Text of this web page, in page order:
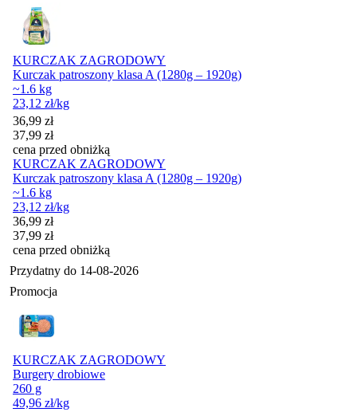
KURCZAK ZAGRODOWY
Kurczak patroszony klasa A (1280g – 1920g)
~1.6 kg
23,12 zł/kg
Cena promocyjna
36,99 zł
37,99 zł
cena przed obniżką
KURCZAK ZAGRODOWY
Kurczak patroszony klasa A (1280g – 1920g)
~1.6 kg
23,12 zł/kg
Cena promocyjna
36,99 zł
37,99 zł
cena przed obniżką
Przydatny do 14-08-2026
Promocja
KURCZAK ZAGRODOWY
Burgery drobiowe
260 g
49,96 zł/kg